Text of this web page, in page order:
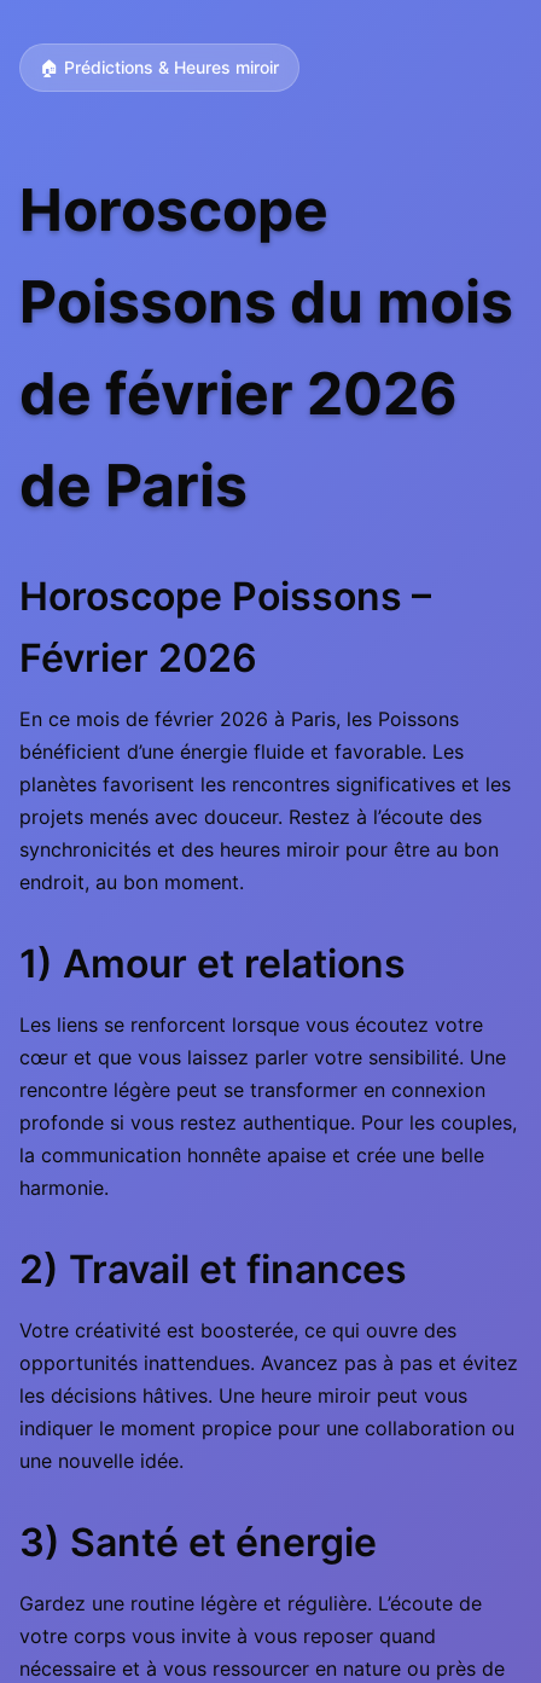
🏠 Prédictions & Heures miroir
Horoscope
Poissons du mois
de février 2026
de Paris
Horoscope Poissons –
Février 2026
En ce mois de février 2026 à Paris, les Poissons
bénéficient d’une énergie fluide et favorable. Les
planètes favorisent les rencontres significatives et les
projets menés avec douceur. Restez à l’écoute des
synchronicités et des heures miroir pour être au bon
endroit, au bon moment.
1) Amour et relations
Les liens se renforcent lorsque vous écoutez votre
cœur et que vous laissez parler votre sensibilité. Une
rencontre légère peut se transformer en connexion
profonde si vous restez authentique. Pour les couples,
la communication honnête apaise et crée une belle
harmonie.
2) Travail et finances
Votre créativité est boosterée, ce qui ouvre des
opportunités inattendues. Avancez pas à pas et évitez
les décisions hâtives. Une heure miroir peut vous
indiquer le moment propice pour une collaboration ou
une nouvelle idée.
3) Santé et énergie
Gardez une routine légère et régulière. L’écoute de
votre corps vous invite à vous reposer quand
nécessaire et à vous ressourcer en nature ou près de